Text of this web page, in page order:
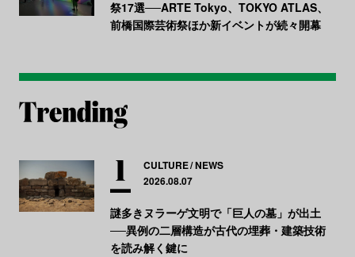
祭17選──ARTE Tokyo、TOKYO ATLAS、
前橋国際芸術祭ほか新イベントが続々開幕
CULTURE NEWS
2026.08.07
謎多きヌラーゲ文明で「巨人の墓」が出土
──異例の二層構造が古代の埋葬・建築技術
を読み解く鍵に